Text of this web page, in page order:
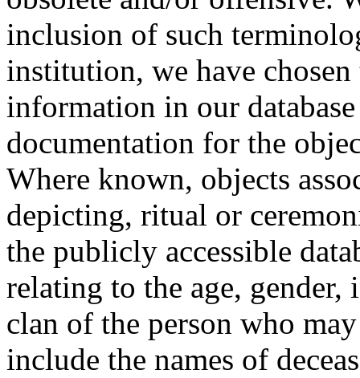
inclusion of such
institution, we have
information in our
documentation for the
Where known, objects
depicting, ritual or
the publicly accessible
relating to the age,
clan of the person who
include the names of